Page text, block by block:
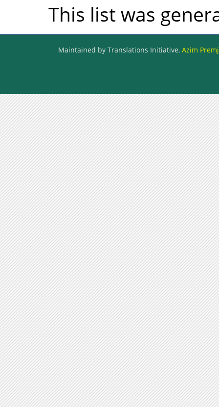
This list was
Maintained by Translations Initiative, Azim